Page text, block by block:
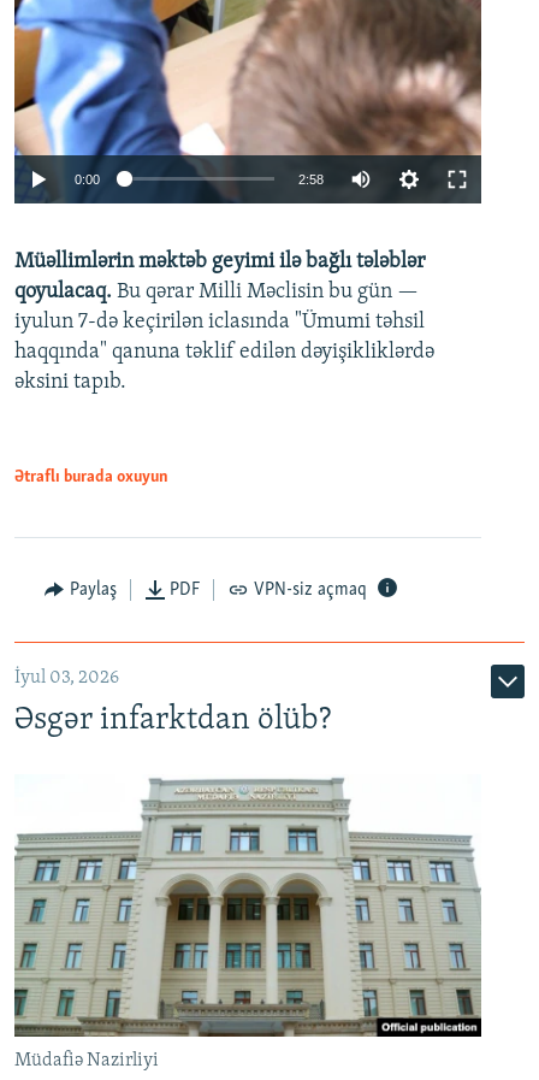
Auto 240p 360p 480p
720p 1080p
0:00 2:58
360p
480p
720p
Müəllimlərin məktəb geyimi ilə bağlı tələblər
qoyulacaq. Bu qərar Milli Məclisin bu gün —
iyulun 7-də keçirilən iclasında "Ümumi təhsil
haqqında" qanuna təklif edilən dəyişikliklərdə
əksini tapıb.
Ətraflı burada oxuyun
Paylaş PDF VPN-siz açmaq
İyul 03, 2026
Əsgər infarktdan ölüb?
Müdafiə Nazirliyi